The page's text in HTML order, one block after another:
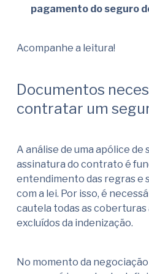
pagamento do seguro
Acompanhe a leitura!
Documentos
contratar um
A análise de uma apólice de
assinatura do contrato é
entendimento das regras e
com a lei. Por isso, é
cautela todas as coberturas
excluídos da indenização.
No momento da